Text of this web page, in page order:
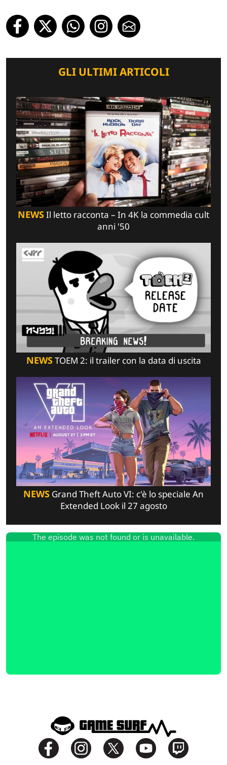
GLI ULTIMI ARTICOLI
NEWSIl letto racconta – In 4K la commedia cult
anni '50
NEWSTOEM 2: il trailer con la data di uscita
NEWS Grand Theft Auto VI: c'è lo speciale An
Extended Look il 27 agosto